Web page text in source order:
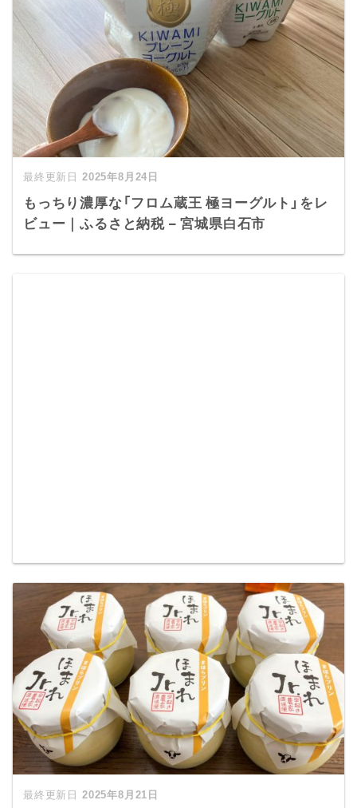
2025年8月24日
もっちり濃厚な「フロム蔵王 極ヨーグルト」をレ
ビュー｜ふるさと納税 – 宮城県白石市
2025年8月21日